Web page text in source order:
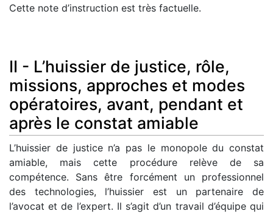
Cette note d’instruction est très factuelle.
II - L’huissier de justice, rôle,
missions, approches et modes
opératoires, avant, pendant et
après le constat amiable
L’huissier de justice n’a pas le monopole du constat
amiable, mais cette procédure relève de sa
compétence. Sans être forcément un professionnel
des technologies, l’huissier est un partenaire de
l’avocat et de l’expert. Il s’agit d’un travail d’équipe qui